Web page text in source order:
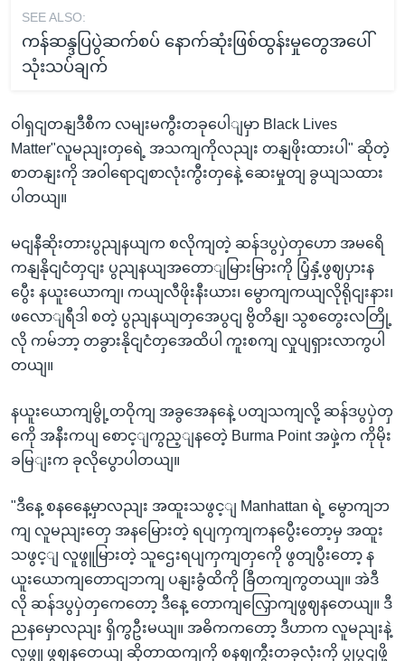
SEE ALSO:
ကန်ဆန္ဒပြပွဲဆက်စပ် နောက်ဆုံးဖြစ်ထွန်းမှုတွေအပေါ်
သုံးသပ်ချက်
ဝါရှငျတနျဒီစီက လမျးမကွီးတခုပေါျမှာ Black Lives
Matter"လူမညျးတှရေဲ့ အသကျကိုလညျး တနျဖိုးထားပါ" ဆိုတဲ့
စာတနျးကို အဝါရောငျစာလုံးကွီးတှနေဲ့ ဆေးမှုတျ ခွယျသထား
ပါတယျ။
မငျနီဆိုးတားပွညျနယျက စလိုကျတဲ့ ဆန်ဒပွပှဲတှဟော အမရေိ
ကနျနိုငျငံတှငျး ပွညျနယျအတောျမြားမြားကို ပြံ့နှံ့ဖွဈပှားန
ပွေီး နယူးယောကျ၊ ကယျလီဖိုးနီးယား၊ မွောကျကယျလိုရိုငျးနား၊
ဖလောျရီဒါ စတဲ့ ပွညျနယျတှအေပွငျ ဗွိတိနျ၊ သွစတွေးလတြို့
လို ကမ်ဘာ့ တခွားနိုငျငံတှအေထိပါ ကူးစကျ လှုပျရှားလာကွပါ
တယျ။
နယူးယောကျမွို့တဝိုကျ အခွအေနနေဲ့ ပတျသကျလို့ ဆန်ဒပွပှဲတှ
ကေို အနီးကပျ စောင့ျကွည့ျနတေဲ့ Burma Point အဖှဲ့က ကိုမိုး
ခမြျးက ခုလိုပွောပါတယျ။
"ဒီနေ့ စနနေေ့မှာလညျး အထူးသဖွင့ျ Manhattan ရဲ့ မွောကျဘ
ကျ လူမညျးတှေ အနမြေားတဲ့ ရပျကှကျကနပွေီးတော့မှ အထူး
သဖွင့ျ လူဖွူမြားတဲ့ သူဌေးရပျကှကျတှကေို ဖွတျပွီးတော့ န
ယူးယောကျတောငျဘကျ ပနျးခွံထိကို ခြီတကျကွတယျ။ အဲဒီ
လို ဆန်ဒပွပှဲတှကေတော့ ဒီနေ့ တောကျလြှောကျဖွဈနတေယျ။ ဒီ
ညနမှောလညျး ရှိကွဦးမယျ။ အဓိကကတော့ ဒီဟာက လူမညျးနဲ့
လူဖွူ ဖွဈနတေယျ ဆိုတာထကျကို စနဈကွီးတခုလုံးကို ပွုပွငျဖို့